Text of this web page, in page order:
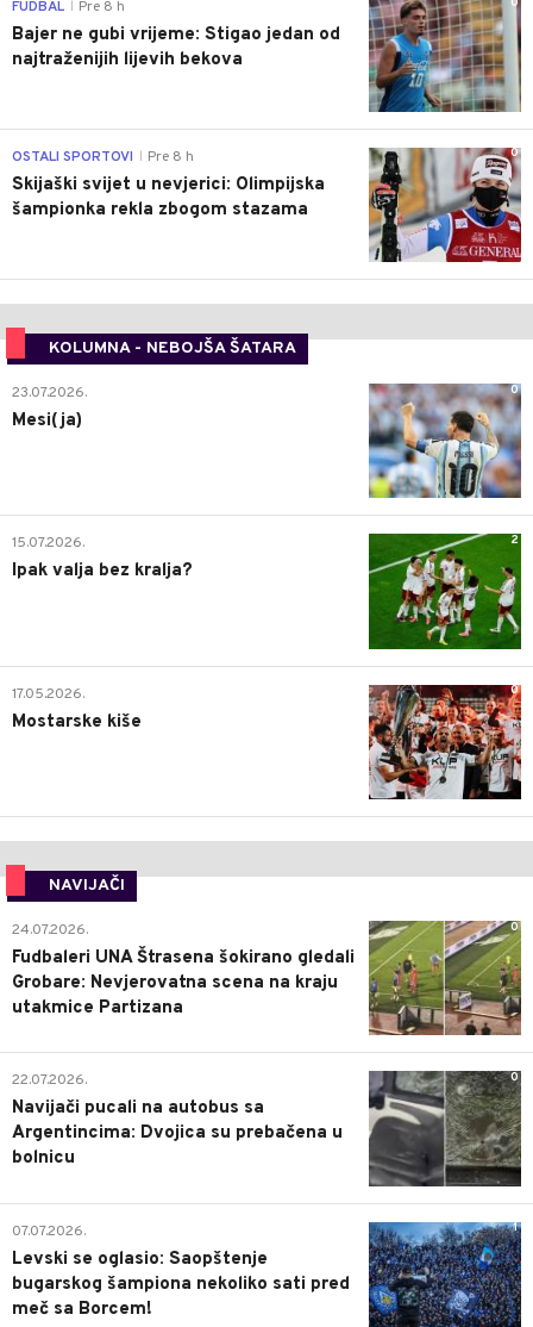
0
FUDBAL Pre 8 h
Bajer ne gubi vrijeme: Stigao jedan od
najtraženijih lijevih bekova
0
OSTALI SPORTOVI Pre 8 h
Skijaški svijet u nevjerici: Olimpijska
šampionka rekla zbogom stazama
KOLUMNA - NEBOJŠA ŠATARA
0
23.07.2026.
Mesi(ja)
2
15.07.2026.
Ipak valja bez kralja?
0
17.05.2026.
Mostarske kiše
NAVIJAČI
0
24.07.2026.
Fudbaleri UNA Štrasena šokirano gledali
Grobare: Nevjerovatna scena na kraju
utakmice Partizana
0
22.07.2026.
Navijači pucali na autobus sa
Argentincima: Dvojica su prebačena u
bolnicu
1
07.07.2026.
Levski se oglasio: Saopštenje
bugarskog šampiona nekoliko sati pred
meč sa Borcem!